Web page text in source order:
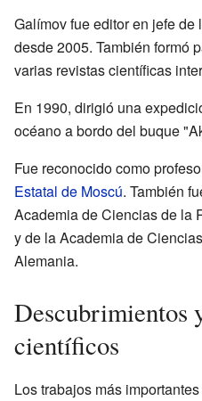
Galímov fue editor en jefe de
desde 2005. También formó
varias revistas científicas
En 1990, dirigió una
océano a bordo del buque
Fue reconocido como
Estatal de Moscú. También
Academia de Ciencias de la
y de la Academia de
Alemania.
Descubrimientos
científicos
Los trabajos más